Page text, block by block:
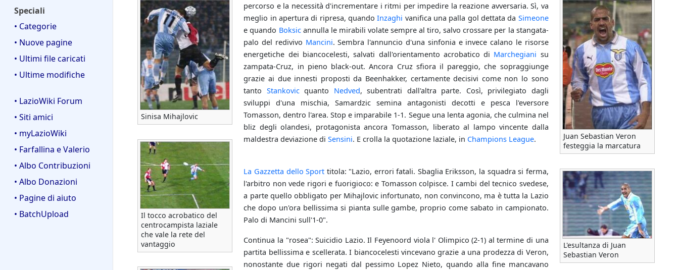
Speciali
• Categorie
• Nuove pagine
• Ultimi file caricati
• Ultime modifiche
• LazioWiki Forum
• Siti amici
• myLazioWiki
• Farfallina e Valerio
• Albo Contribuzioni
• Albo Donazioni
• Pagine di aiuto
• BatchUpload
Sinisa Mihajlovic
Juan Sebastian Veron
festeggia la marcatura
Il tocco acrobatico del
centrocampista laziale
che vale la rete del
vantaggio
L'esultanza di Juan
Sebastian Veron
percorso e la necessità d'incrementare i ritmi per impedire la reazione avversaria. Sì, va
meglio in apertura di ripresa, quandoInzaghi vanifica una palla gol dettata da Simeone
e quando Boksicannulla le mirabili volate sempre al tiro, salvo crossare per la stangata-
palo del redivivo Mancini. Sembra l'annuncio d'una sinfonia e invece calano le risorse
energetiche dei biancocelesti, salvati dall'orientamento acrobatico di Marchegiani su
zampata-Cruz, in pieno black-out. Ancora Cruz sfiora il pareggio, che sopraggiunge
grazie ai due innesti proposti da Beenhakker, certamente decisivi come non lo sono
tanto Stankovicquanto Nedved, subentrati dall'altra parte. Così, privilegiato dagli
sviluppi d'una mischia, Samardzic semina antagonisti decotti e pesca l'eversore
Tomasson, dentro l'area. Stop e imparabile 1-1. Segue una lenta agonia, che culmina nel
bliz degli olandesi, protagonista ancora Tomasson, liberato al lampo vincente dalla
maldestra deviazione diSensini. E crolla la quotazione laziale, in Champions League.
La Gazzetta dello Sport titola: "Lazio, errori fatali. Sbaglia Eriksson, la squadra si ferma,
l'arbitro non vede rigori e fuorigioco: e Tomasson colpisce. I cambi del tecnico svedese,
a parte quello obbligato per Mihajlovic infortunato, non convincono, ma è tutta la Lazio
che dopo un'ora bellissima si pianta sulle gambe, proprio come sabato in campionato.
Palo di Mancini sull'1-0".
Continua la "rosea": Suicidio Lazio. Il Feyenoord viola l' Olimpico (2-1) al termine di una
partita bellissima e scellerata. I biancocelesti vincevano grazie a una prodezza di Veron,
nonostante due rigori negati dal pessimo Lopez Nieto, quando alla fine mancavano